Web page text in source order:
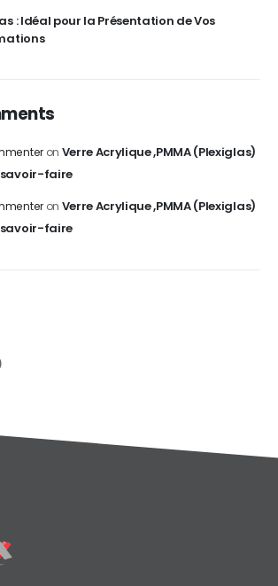
: Idéal pour la Présentation de Vos
on Verre Acrylique ,PMMA (Plexiglas)
savoir-faire
on Verre Acrylique ,PMMA (Plexiglas)
savoir-faire